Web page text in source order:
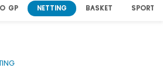
GP NETTING BASKET SPORT